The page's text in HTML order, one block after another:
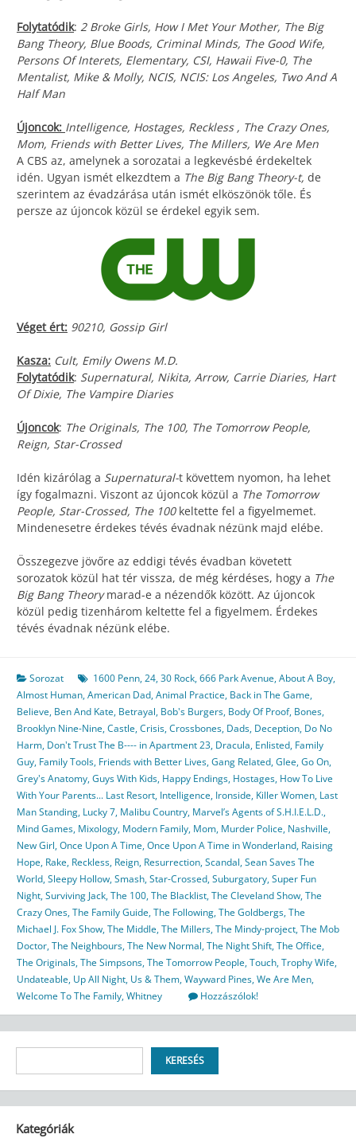
Folytatódik: 2 Broke Girls, How I Met Your Mother, The Big
Bang Theory, Blue Boods, Criminal Minds, The Good Wife,
Persons Of Interets, Elementary, CSI, Hawaii Five-0, The
Mentalist, Mike & Molly, NCIS, NCIS: Los Angeles, Two And A
Half Man
Újoncok: Intelligence, Hostages, Reckless , The Crazy Ones,
Mom, Friends with Better Lives, The Millers, We Are Men
A CBS az, amelynek a sorozatai a legkevésbé érdekeltek
idén. Ugyan ismét elkezdtem a The Big Bang Theory-t, de
szerintem az évadzárása után ismét elköszönök tőle. És
persze az újoncok közül se érdekel egyik sem.
Véget ért: 90210, Gossip Girl
Kasza: Cult, Emily Owens M.D.
Folytatódik: Supernatural, Nikita, Arrow, Carrie Diaries, Hart
Of Dixie, The Vampire Diaries
Újoncok: The Originals, The 100, The Tomorrow People,
Reign, Star-Crossed
Idén kizárólag a Supernatural-t követtem nyomon, ha lehet
így fogalmazni. Viszont az újoncok közül a The Tomorrow
People, Star-Crossed, The 100keltette fel a figyelmemet.
Mindenesetre érdekes tévés évadnak nézünk majd elébe.
Összegezve jövőre az eddigi tévés évadban követett
sorozatok közül hat tér vissza, de még kérdéses, hogy a The
Big Bang Theorymarad-e a nézendők között. Az újoncok
közül pedig tizenhárom keltette fel a figyelmem. Érdekes
tévés évadnak nézünk elébe.
Sorozat 1600 Penn,24,30 Rock,666 Park Avenue,About A Boy,
Almost Human,American Dad,Animal Practice, Back in The Game,
Believe, Ben And Kate, Betrayal, Bob's Burgers, Body Of Proof, Bones,
Brooklyn Nine-Nine,Castle,Crisis,Crossbones, Dads, Deception, Do No
Harm, Don't Trust The B---- in Apartment 23, Dracula, Enlisted, Family
Guy, Family Tools, Friends with Better Lives,Gang Related,Glee,Go On,
Grey's Anatomy,Guys With Kids, Happy Endings, Hostages, How To Live
With Your Parents... Last Resort, Intelligence, Ironside, Killer Women, Last
Man Standing, Lucky 7, Malibu Country, Marvel’s Agents of S.H.I.E.L.D.,
Mind Games, Mixology, Modern Family, Mom, Murder Police, Nashville,
New Girl,Once Upon A Time,Once Upon A Time in Wonderland, Raising
Hope, Rake, Reckless, Reign, Resurrection,Scandal,Sean Saves The
World,Sleepy Hollow,Smash,Star-Crossed,Suburgatory,Super Fun
Night,Surviving Jack,The 100,The Blacklist,The Cleveland Show,The
Crazy Ones,The Family Guide,The Following,The Goldbergs,The
Michael J. Fox Show,The Middle,The Millers,The Mindy-project,The Mob
Doctor,The Neighbours,The New Normal,The Night Shift,The Office,
The Originals,The Simpsons,The Tomorrow People,Touch,Trophy Wife,
Undateable, Up All Night, Us & Them,Wayward Pines,We Are Men,
Welcome To The Family,Whitney Hozzászólok!
KERESÉS
Kategóriák